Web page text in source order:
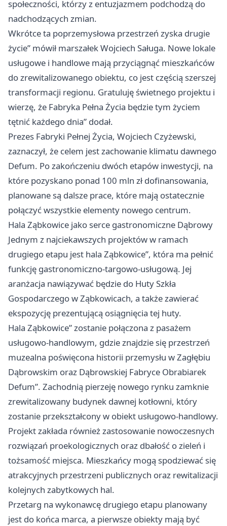
społeczności, którzy z entuzjazmem podchodzą do
nadchodzących zmian.
Wkrótce ta poprzemysłowa przestrzeń zyska drugie
życie” mówił marszałek Wojciech Saługa. Nowe lokale
usługowe i handlowe mają przyciągnąć mieszkańców
do zrewitalizowanego obiektu, co jest częścią szerszej
transformacji regionu. Gratuluję świetnego projektu i
wierzę, że Fabryka Pełna Życia będzie tym życiem
tętnić każdego dnia” dodał.
Prezes Fabryki Pełnej Życia, Wojciech Czyżewski,
zaznaczył, że celem jest zachowanie klimatu dawnego
Defum. Po zakończeniu dwóch etapów inwestycji, na
które pozyskano ponad 100 mln zł dofinansowania,
planowane są dalsze prace, które mają ostatecznie
połączyć wszystkie elementy nowego centrum.
Hala Ząbkowice jako serce gastronomiczne Dąbrowy
Jednym z najciekawszych projektów w ramach
drugiego etapu jest hala Ząbkowice”, która ma pełnić
funkcję gastronomiczno-targowo-usługową. Jej
aranżacja nawiązywać będzie do Huty Szkła
Gospodarczego w Ząbkowicach, a także zawierać
ekspozycję prezentującą osiągnięcia tej huty.
Hala Ząbkowice” zostanie połączona z pasażem
usługowo-handlowym, gdzie znajdzie się przestrzeń
muzealna poświęcona historii przemysłu w Zagłębiu
Dąbrowskim oraz Dąbrowskiej Fabryce Obrabiarek
Defum”. Zachodnią pierzeję nowego rynku zamknie
zrewitalizowany budynek dawnej kotłowni, który
zostanie przekształcony w obiekt usługowo-handlowy.
Projekt zakłada również zastosowanie nowoczesnych
rozwiązań proekologicznych oraz dbałość o zieleń i
tożsamość miejsca. Mieszkańcy mogą spodziewać się
atrakcyjnych przestrzeni publicznych oraz rewitalizacji
kolejnych zabytkowych hal.
Przetarg na wykonawcę drugiego etapu planowany
jest do końca marca, a pierwsze obiekty mają być